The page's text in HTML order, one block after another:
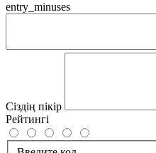
entry_minuses
Сіздің пікір
Рейтингі